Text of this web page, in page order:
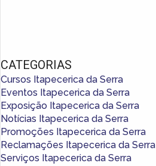
CATEGORIAS
Cursos Itapecerica da Serra
Eventos Itapecerica da Serra
Exposição Itapecerica da Serra
Notícias Itapecerica da Serra
Promoções Itapecerica da Serra
Reclamações Itapecerica da Serra
Serviços Itapecerica da Serra